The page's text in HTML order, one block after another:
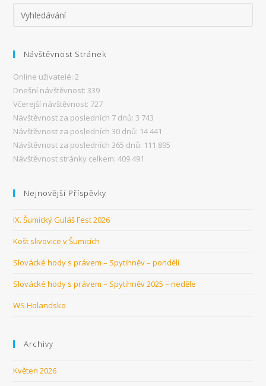
Návštěvnost Stránek
Online uživatelé:2
Dnešní návštěvnost:339
Včerejší návštěvnost: 727
Návštěvnost za posledních 7 dnů:3 743
Návštěvnost za posledních 30 dnů: 14 441
Návštěvnost za posledních 365 dnů: 111 895
Návštěvnost stránky celkem:409 491
Nejnovější Příspěvky
IX. Šumický Guláš Fest 2026
Košt slivovice v Šumicích
Slovácké hody s právem – Spytihněv – pondělí
Slovácké hody s právem – Spytihněv 2025 – neděle
WS Holandsko
Archivy
Květen 2026